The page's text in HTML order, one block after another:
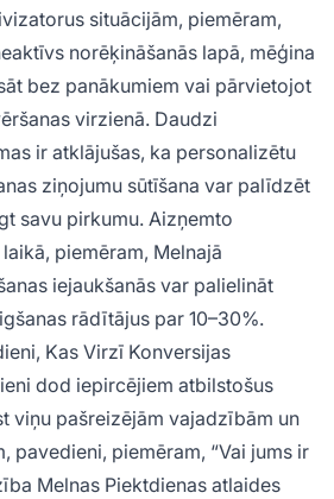
situācijām, piemēram,
norēķināšanās lapā, mēģina
bez panākumiem vai pārvietojot
virzienā. Daudzi
ir atklājušas, ka personalizētu
ziņojumu sūtīšana var palīdzēt
savu pirkumu. Aizņemto
piemēram, Melnajā
iejaukšanās var palielināt
rādītājus par 10–30%.
Kas Virzī Konversijas
dod iepircējiem atbilstošus
viņu pašreizējām vajadzībām un
pavedieni, piemēram, “Vai jums ir
Melnas Piektdienas atlaides